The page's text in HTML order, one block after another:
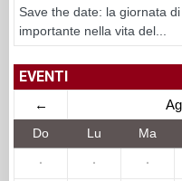
Save the date: la giornata
importante nella vita del...
EVENTI
←
Do Lu Ma
· · ·